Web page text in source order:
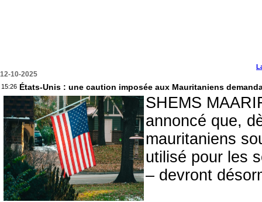
12-10-2025
15:26 États-Unis : une caution imposée aux Mauritaniens
SHEMS
annoncé que,
mauritaniens
utilisé pour les
– devront